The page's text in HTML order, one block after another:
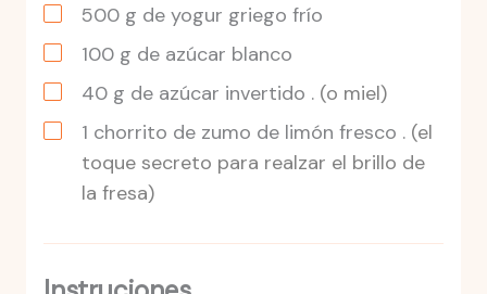
500 g de yogur griego frío
100 g de azúcar blanco
40 g de azúcar invertido . (o miel)
1 chorrito de zumo de limón fresco . (el
toque secreto para realzar el brillo de
la fresa)